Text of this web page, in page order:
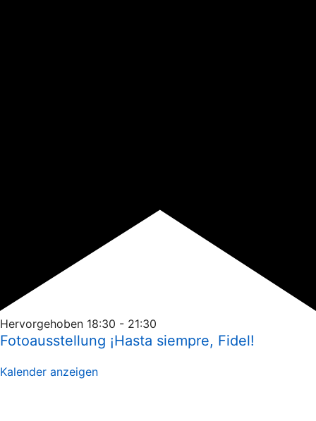
Hervorgehoben 18:30 - 21:30
Fotoausstellung ¡Hasta siempre, Fidel!
Kalender anzeigen